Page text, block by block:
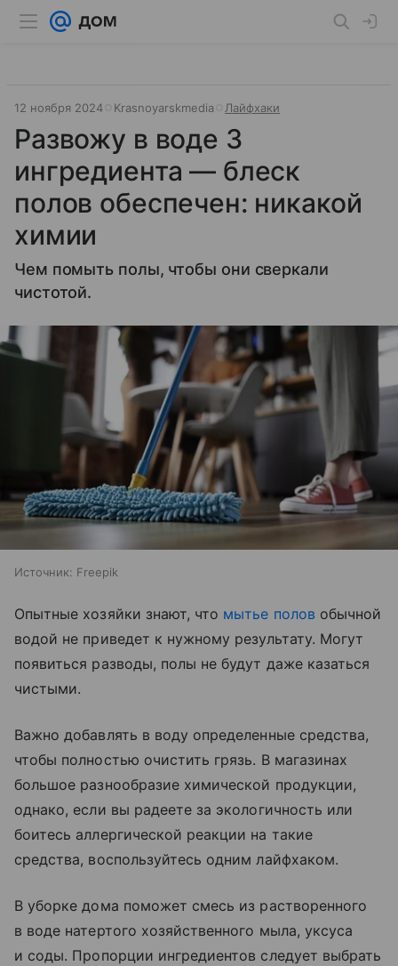
12 ноября 2024 Krasnoyarskmedia Лайфхаки
Развожу в воде 3
ингредиента — блеск
полов обеспечен: никакой
химии
Чем помыть полы, чтобы они сверкали
чистотой.
Источник: Freepik
Опытные хозяйки знают, что мытье полов обычной
водой не приведет к нужному результату. Могут
появиться разводы, полы не будут даже казаться
чистыми.
Важно добавлять в воду определенные средства,
чтобы полностью очистить грязь. В магазинах
большое разнообразие химической продукции,
однако, если вы радеете за экологичность или
боитесь аллергической реакции на такие
средства, воспользуйтесь одним лайфхаком.
В уборке дома поможет смесь из растворенного
в воде натертого хозяйственного мыла, уксуса
и соды. Пропорции ингредиентов следует выбрать